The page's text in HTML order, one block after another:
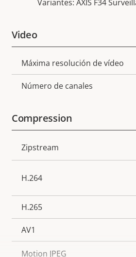
Variantes: AXIS F34
Video
Descripción
de
propiedad
Valor de
la
propiedad
Máxima resolución de vídeo
Número de canales
Compression
Descripción
de
la
Zipstream
H.264
H.265
AV1
Motion JPEG